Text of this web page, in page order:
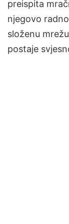
preispita
njegovo
složenu
postaje